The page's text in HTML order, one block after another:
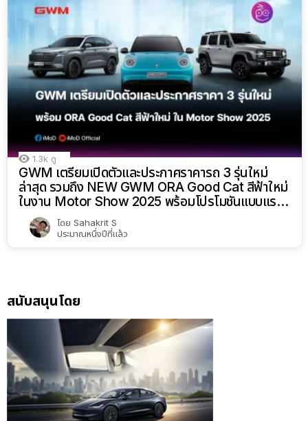
1.3k ดู
GWM เตรียมเปิดตัวและประกาศราคารถ 3 รุ่นใหม่
ล่าสุด รวมถึง NEW GWM ORA Good Cat สีฟ้าใหม่
ในงาน Motor Show 2025 พร้อมโปรโมชันแบบแรง
เกินต้านโดย Sahakrit S
ประมาณหนึ่งปีที่แล้ว
สนับสนุนโดย